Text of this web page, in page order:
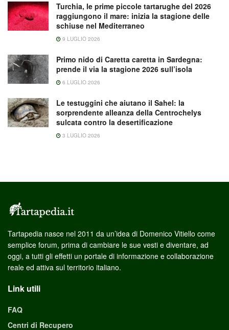
Turchia, le prime piccole tartarughe del 2026
raggiungono il mare: inizia la stagione delle
schiuse nel Mediterraneo
9 LUGLIO 2026
Primo nido di Caretta caretta in Sardegna:
prende il via la stagione 2026 sull’isola
6 LUGLIO 2026
Le testuggini che aiutano il Sahel: la
sorprendente alleanza della Centrochelys
sulcata contro la desertificazione
3 LUGLIO 2026
Tartapedia nasce nel 2011 da un’idea di Domenico Vitiello come
semplice forum, prima di cambiare le sue vesti e diventare, ad
oggi, a tutti gli effetti un portale di informazione e collaborazione
reale ed attiva sul territorio italiano.
Link utili
FAQ
Centri di Recupero